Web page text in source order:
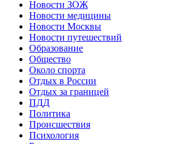
Новости ЗОЖ
Новости медицины
Новости Москвы
Новости путешествий
Образование
Общество
Около спорта
Отдых в России
Отдых за границей
ПДД
Политика
Происшествия
Психология